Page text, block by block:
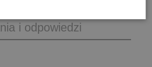
i odpowiedzi